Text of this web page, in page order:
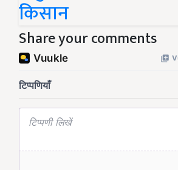
किसान
Share your comments